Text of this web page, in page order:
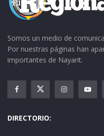
Somos un medio de
Por nuestras páginas han
importantes de Nayarit.
DIRECTORIO: